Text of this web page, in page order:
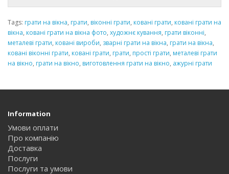
Tags: грати на вікна, грати, віконні грати, ковані грати, ковані грати на
вікна, ковані грати на вікна фото, художнє кування, грати віконні,
металеві грати, ковані вироби, зварні грати на вікна, грати на вікна,
ковані віконні грати, ковані грати, грати, прості грати, металеві грати
на вікно, грати на вікно, виготовлення грати на вікно, ажурні грати
Information
Умови оплати
Про компанію
Доставка
Послуги
Послуги та умови